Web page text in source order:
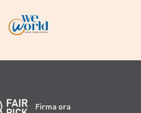
Firma ora